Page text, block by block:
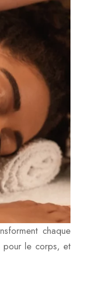
chaque
pour le corps, et